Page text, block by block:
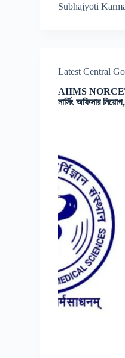
Subhajyoti
Latest Central
AIIMS NORCET
নার্সিং অফিসার